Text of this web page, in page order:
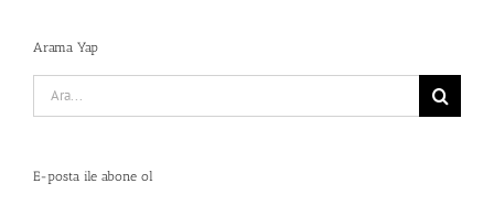
Arama Yap
Search
for:
E-posta ile abone ol